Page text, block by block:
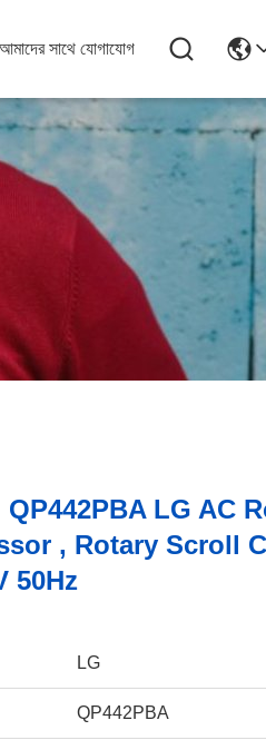
আমাদের সাথে যোগাযোগ
QP442PBA LG AC
, Rotary Scroll
50Hz
LG
QP442PBA